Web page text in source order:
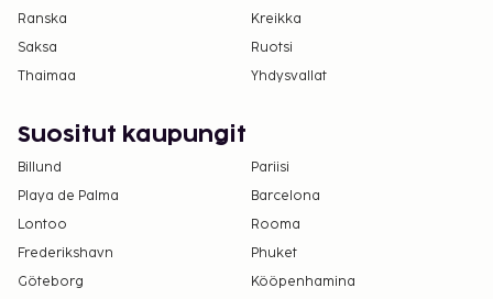
Ranska
Kreikka
Saksa
Ruotsi
Thaimaa
Yhdysvallat
Suositut kaupungit
Billund
Pariisi
Playa de Palma
Barcelona
Lontoo
Rooma
Frederikshavn
Phuket
Göteborg
Kööpenhamina